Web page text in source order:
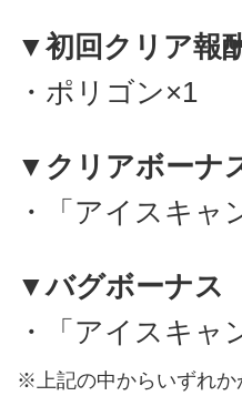
▼初回クリア報
・ポリゴン×1
▼クリアボーナ
・「アイスキャ
▼バグボーナス
・「アイスキャ
※上記の中からいずれか